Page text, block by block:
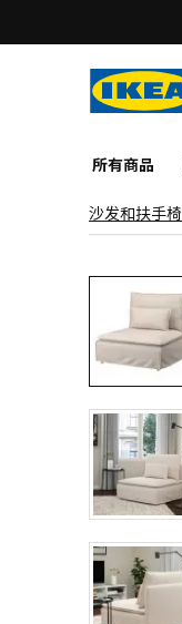
所有商品
沙发和扶手椅